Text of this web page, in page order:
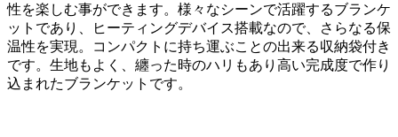
性を楽しむ事ができます。様々なシーンで活躍するブランケ
ットであり、ヒーティングデバイス搭載なので、さらなる保
温性を実現。コンパクトに持ち運ぶことの出来る収納袋付き
です。生地もよく、纏った時のハリもあり高い完成度で作り
込まれたブランケットです。